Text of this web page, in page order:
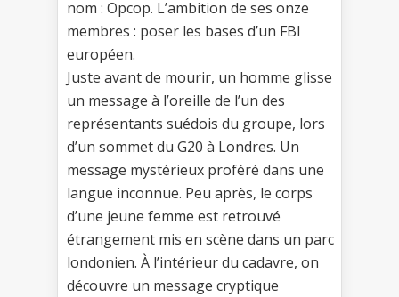
nom : Opcop. L’ambition de ses onze
membres : poser les bases d’un FBI
européen.
Juste avant de mourir, un homme glisse
un message à l’oreille de l’un des
représentants suédois du groupe, lors
d’un sommet du G20 à Londres. Un
message mystérieux proféré dans une
langue inconnue. Peu après, le corps
d’une jeune femme est retrouvé
étrangement mis en scène dans un parc
londonien. À l’intérieur du cadavre, on
découvre un message cryptique